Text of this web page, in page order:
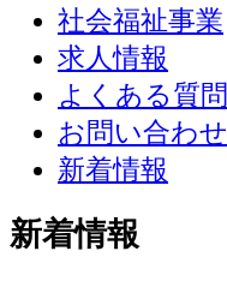
社会福祉事業
求人情報
よくある質問
お問い合わせ
新着情報
新着情報